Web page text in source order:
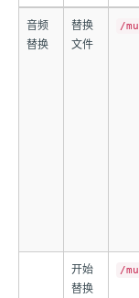
音频
替换
替换
文件
/
开始
替换
/